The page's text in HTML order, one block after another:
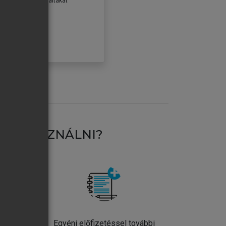
HASZNÁLNI?
Egyéni előfizetéssel további